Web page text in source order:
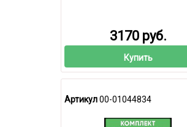
3170 руб.
Купить
Артикул00-01044834